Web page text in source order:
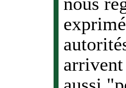
arrivent